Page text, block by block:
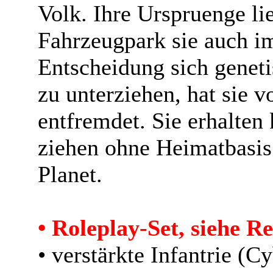
Volk. Ihre Urspruenge
Fahrzeugpark sie auch
Entscheidung sich
zu unterziehen, hat sie
entfremdet. Sie
ziehen ohne
Planet.
• Roleplay-Set, siehe
• verstärkte Infantrie